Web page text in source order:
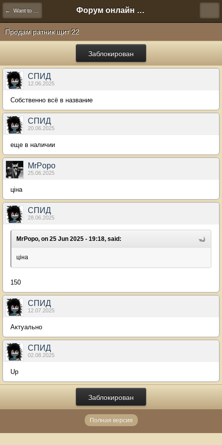
← Want to Sell Форум онлайн игры "Новая Эра" (Нюра Биз)
Продам ратник щит 22
Заблокирован
СПИД
12.06.2025
Собственно всё в название
СПИД
20.06.2025
еще в наличии
MrPopo
25.06.2025
ціна
СПИД
28.06.2025
MrPopo, on 25 Jun 2025 - 19:18, said:
ціна
150
СПИД
12.07.2025
Актуально
СПИД
02.08.2025
Up
Заблокирован
Полная версия